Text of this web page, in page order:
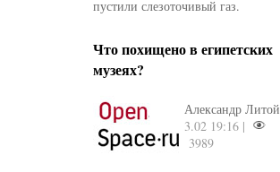
пустили слезоточивый газ.
Что похищено в египетских
музеях?
Александр Литой
3.02 19:16 |
3989